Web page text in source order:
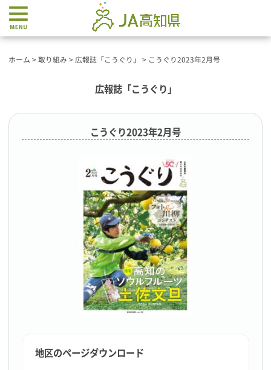
ホーム > 取り組み > 広報誌「こうぐり」 > こうぐり2023年2月号
広報誌「こうぐり」
こうぐり2023年2月号
地区のページダウンロード